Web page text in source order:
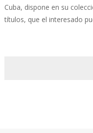
Cuba, dispone en su
títulos, que el interesado